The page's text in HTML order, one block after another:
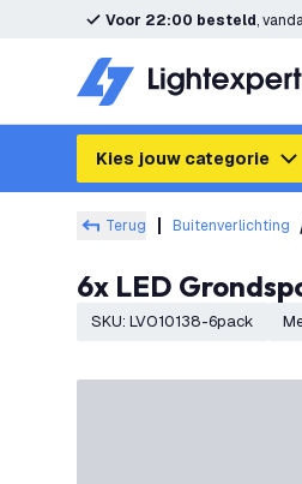
Voor 22:00 besteld,
Kies jouw categorie
Terug Buitenverlichting
6x LED
SKU: LVO10138-6pack